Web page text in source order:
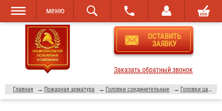
Перейти к
основному
содержанию
Skip to
navigation
меню
ОСТАВИТЬ
ЗАЯВКУ
Заказать обратный звонок
Главная → Пожарная арматура → Головки соединительные → Головки цапковые